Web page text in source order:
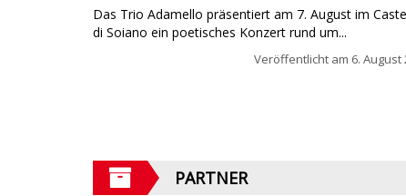
Das Trio Adamello präsentiert am 7. August im
di Soiano ein poetisches Konzert rund um...
Veröffentlicht am 6. August
PARTNER